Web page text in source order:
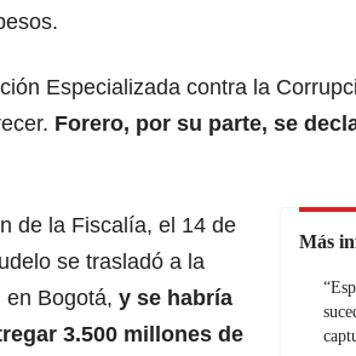
Especializada contra la
Forero, por su parte, se
Más
de la Fiscalía, el 14 de
se trasladó a la
en Bogotá, y se habría
3.500 millones de